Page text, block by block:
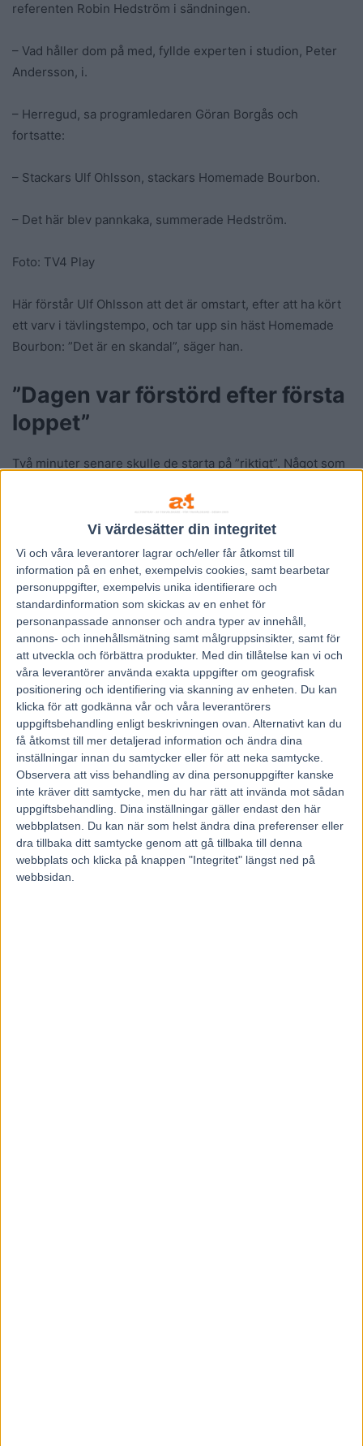
Vi värdesätter din integritet
Vi och våra leverantorer lagrar och/eller får åtkomst till
information på en enhet, exempelvis cookies, samt bearbetar
personuppgifter, exempelvis unika identifierare och
standardinformation som skickas av en enhet för
personanpassade annonser och andra typer av innehåll,
annons- och innehållsmätning samt målgruppsinsikter, samt för
att utveckla och förbättra produkter. Med din tillåtelse kan vi och
våra leverantörer använda exakta uppgifter om geografisk
positionering och identifiering via skanning av enheten. Du kan
klicka för att godkänna vår och våra leverantörers
uppgiftsbehandling enligt beskrivningen ovan. Alternativt kan du
få åtkomst till mer detaljerad information och ändra dina
inställningar innan du samtycker eller för att neka samtycke.
Observera att viss behandling av dina personuppgifter kanske
inte kräver ditt samtycke, men du har rätt att invända mot sådan
uppgiftsbehandling. Dina inställningar gäller endast den här
webbplatsen. Du kan när som helst ändra dina preferenser eller
dra tillbaka ditt samtycke genom att gå tillbaka till denna
webbplats och klicka på knappen "Integritet" längst ned på
webbsidan.
referenten Robin Hedström i sändningen.
– Vad håller dom på med, fyllde experten i studion, Peter
Andersson, i.
– Herregud, sa programledaren Göran Borgås och
fortsatte:
– Stackars Ulf Ohlsson, stackars Homemade Bourbon.
– Det här blev pannkaka, summerade Hedström.
Foto: TV4 Play
Här förstår Ulf Ohlsson att det är omstart, efter att ha kört
ett varv i tävlingstempo, och tar upp sin häst Homemade
Bourbon: ”Det är en skandal”, säger han.
”Dagen var förstörd efter första
loppet”
Två minuter senare skulle de starta på ”riktigt”. Något som
att det hela var en praktskandal.
Det slutade med fiasko för favoriten som tvärstannade, av
naturliga skäl, på den bortre långsidan.
– Man blir så jävla irriterad. Vi hör ju inte ett jävla skit att
det är omstart. Vi hör ju ingenting, så det är skandal tycker
jag. Travet omsätter miljarder, men dom skiter i oss aktiva,
banor och man byter ju om ibland på ingenting. Jag tycker
det är förjävla dåligt helt enkelt, dundrade Ulf Ohlsson,
som tog 340 segrar i fjol och körde in 33,5 miljoner
kronor, i Grand Slam-sändningen direkt efter loppet.
– Den här dagen var ju förstörd för min häst efter första
loppet. Det är jättetråkigt att det blir så här, fortsatte han
innan han delade ut en skopa med kritik mot travförbundet
– och spelbolagetATG:
– Vi får hoppas att ATG och STC (ST, förbundet Svensk